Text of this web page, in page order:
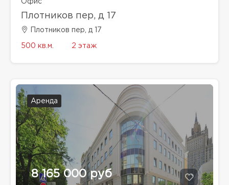
Офис
Плотников пер, д 17
Плотников пер, д 17
500 кв.м. 2 этаж
Аренда
8 165 000 руб